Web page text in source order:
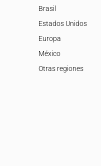
Brasil
Estados Unidos
Europa
México
Otras regiones